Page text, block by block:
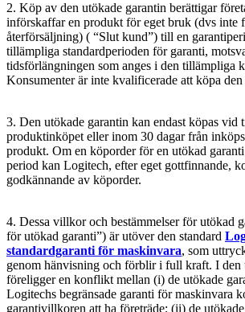
2. Köp av den utökade garantin berättigar
införskaffar en produkt för eget bruk (dvs inte
återförsäljning) ( “Slut kund”) till en
tillämpliga standardperioden för garanti,
tidsförlängningen som anges i den tillämpliga
Konsumenter är inte kvalificerade att köpa
3. Den utökade garantin kan endast köpas vid
produktinköpet eller inom 30 dagar från
produkt. Om en köporder för en utökad garanti
period kan Logitech, efter eget gottfinnande,
godkännande av köporder.
4. Dessa villkor och bestämmelser för utökad
för utökad garanti”) är utöver den standard
standardgaranti för maskinvara, som
genom hänvisning och förblir i full kraft. I den
föreligger en konflikt mellan (i) de utökade
Logitechs begränsade garanti för maskinvara
garantivillkoren att ha företräde; (ii) de